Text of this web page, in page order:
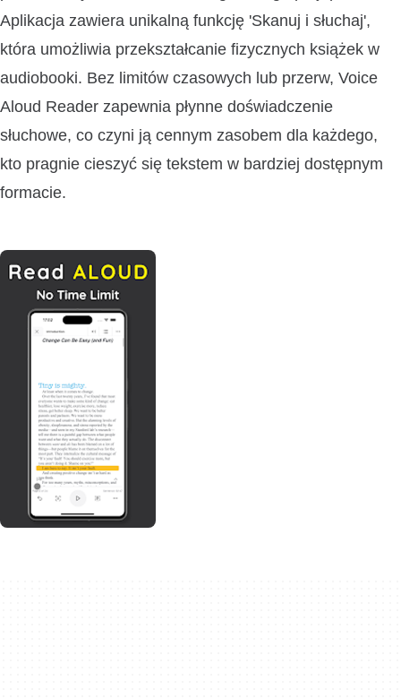
Aplikacja zawiera unikalną funkcję 'Skanuj i słuchaj',
która umożliwia przekształcanie fizycznych książek w
audiobooki. Bez limitów czasowych lub przerw, Voice
Aloud Reader zapewnia płynne doświadczenie
słuchowe, co czyni ją cennym zasobem dla każdego,
kto pragnie cieszyć się tekstem w bardziej dostępnym
formacie.